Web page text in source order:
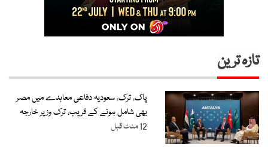
تازہ ترین
پاک، ترک، سعودیہ دفاعی معاہدے میں مصر
بھی شامل ہونے کے قریب، ترک وزیر خارجہ
12 منٹ قبل